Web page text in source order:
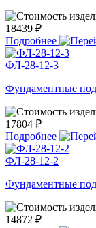
18439 ₽
Подробнее
ФЛ-28-12-3
Фундаментные
17804 ₽
Подробнее
ФЛ-28-12-2
Фундаментные
14872 ₽